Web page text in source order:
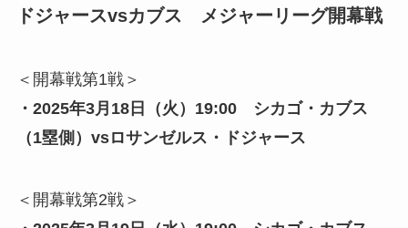
ドジャースvsカブス メジャーリーグ開幕戦
＜開幕戦第1戦＞
・2025年3月18日（火）19:00 シカゴ・カブス
（1塁側）vsロサンゼルス・ドジャース
＜開幕戦第2戦＞